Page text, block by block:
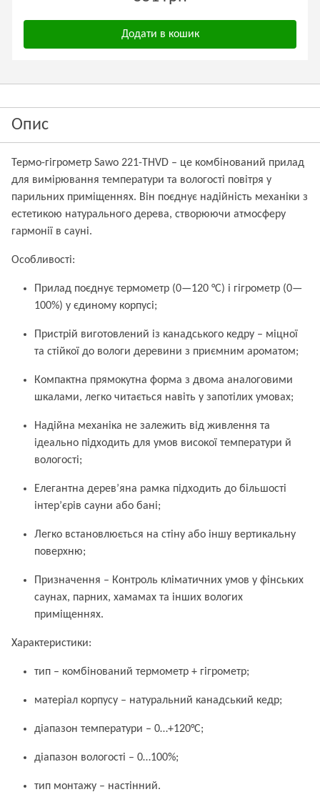
Додати в кошик
Опис
Термо-гігрометр Sawo 221-THVD – це комбінований прилад
для вимірювання температури та вологості повітря у
парильних приміщеннях. Він поєднує надійність механіки з
естетикою натурального дерева, створюючи атмосферу
гармонії в сауні.
Особливості:
Прилад поєднує термометр (0—120 °C) і гігрометр (0—
100%) у єдиному корпусі;
Пристрій виготовлений із канадського кедру – міцної
та стійкої до вологи деревини з приємним ароматом;
Компактна прямокутна форма з двома аналоговими
шкалами, легко читається навіть у запотілих умовах;
Надійна механіка не залежить від живлення та
ідеально підходить для умов високої температури й
вологості;
Елегантна дерев’яна рамка підходить до більшості
інтер’єрів сауни або бані;
Легко встановлюється на стіну або іншу вертикальну
поверхню;
Призначення – Контроль кліматичних умов у фінських
саунах, парних, хамамах та інших вологих
приміщеннях.
Характеристики:
тип – комбінований термометр + гігрометр;
матеріал корпусу – натуральний канадський кедр;
діапазон температури – 0…+120°C;
діапазон вологості – 0…100%;
тип монтажу – настінний.